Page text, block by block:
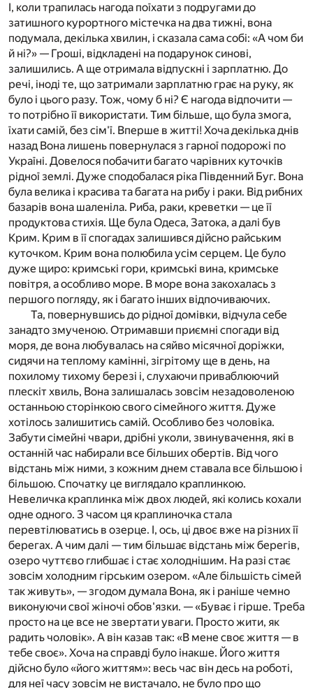
І, коли трапилась нагода поїхати з подругами до
затишного курортного містечка на два тижні, вона
подумала, декілька хвилин, і сказала сама собі: «А чом би
й ні?» — Гроші, відкладені на подарунок синові,
залишились. А ще отримала відпускні і зарплатню. До
речі, іноді те, що затримали зарплатню грає на руку, як
було і цього разу. Тож, чому б ні? Є нагода відпочити —
то потрібно її використати. Тим більше, що була змога,
їхати самій, без сім'ї. Вперше в житті! Хоча декілька днів
назад Вона лишень повернулася з гарної подорожі по
Україні. Довелося побачити багато чарівних куточків
рідної землі. Дуже сподобалася ріка Південний Буг. Вона
була велика і красива та багата на рибу і раки. Від рибних
базарів вона шаленіла. Риба, раки, креветки — це її
продуктова стихія. Ще була Одеса, Затока, а далі був
Крим. Крим в її спогадах залишився дійсно райським
куточком. Крим вона полюбила усім серцем. Це було
дуже щиро: кримські гори, кримські вина, кримське
повітря, а особливо море. В море вона закохалась з
першого погляду, як і багато інших відпочиваючих.
Та, повернувшись до рідної домівки, відчула себе
занадто змученою. Отримавши приємні спогади від
моря, де вона любувалась на сяйво місячної доріжки,
сидячи на теплому камінні, зігрітому ще в день, на
похилому тихому березі і, слухаючи приваблюючий
плескіт хвиль, Вона залишалась зовсім незадоволеною
останньою сторінкою свого сімейного життя. Дуже
хотілось залишитись самій. Особливо без чоловіка.
Забути сімейні чвари, дрібні уколи, звинувачення, які в
останній час набирали все більших обертів. Від чого
відстань між ними, з кожним днем ставала все більшою і
більшою. Спочатку це виглядало краплинкою.
Невеличка краплинка між двох людей, які колись кохали
одне одного. З часом ця краплиночка стала
перевтілюватись в озерце. І, ось, ці двоє вже на різних її
берегах. А чим далі — тим більшає відстань між берегів,
озеро чуттєво глибшає і стає холоднішим. На разі стає
зовсім холодним гірським озером. «Але більшість сімей
так живуть», — згодом думала Вона, як і раніше чемно
виконуючи свої жіночі обов'язки. — «Буває і гірше. Треба
просто на це все не звертати уваги. Просто жити, як
радить чоловік». А він казав так: «В мене своє життя — в
тебе своє». Хоча на справді було інакше. Його життя
дійсно було «його життям»: весь час він десь на роботі,
для неї часу зовсім не вистачало, не було про що